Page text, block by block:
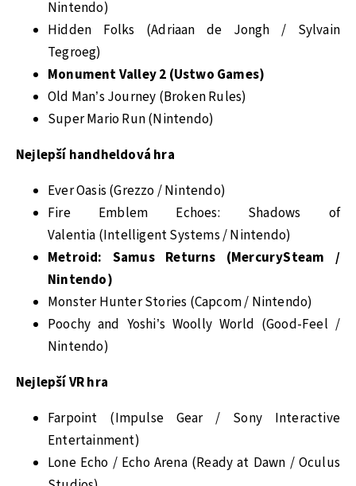
Nintendo)
Hidden Folks (Adriaan de Jongh / Sylvain
Tegroeg)
Monument Valley 2 (Ustwo Games)
Old Man’s Journey (Broken Rules)
Super Mario Run (Nintendo)
Nejlepší handheldová hra
Ever Oasis (Grezzo / Nintendo)
Fire Emblem Echoes: Shadows of
Valentia (Intelligent Systems / Nintendo)
Metroid: Samus Returns (MercurySteam /
Nintendo)
Monster Hunter Stories (Capcom / Nintendo)
Poochy and Yoshi’s Woolly World (Good-Feel /
Nintendo)
Nejlepší VR hra
Farpoint (Impulse Gear / Sony Interactive
Entertainment)
Lone Echo / Echo Arena (Ready at Dawn / Oculus